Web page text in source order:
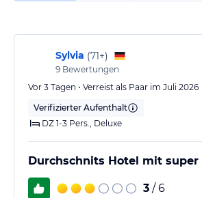
Sylvia (71+)
9 Bewertungen
Vor 3 Tagen • Verreist als Paar im Juli 2026
Verifizierter Aufenthalt
DZ 1-3 Pers., Deluxe
Durchschnits Hotel mit super
3 / 6